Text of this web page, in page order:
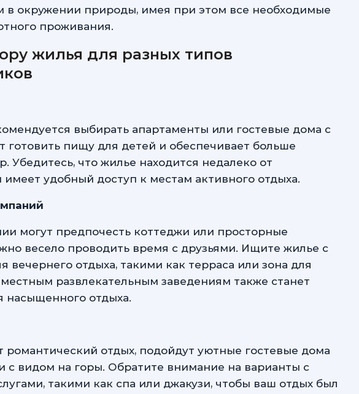
в окружении природы, имея при этом все необходимые
проживания.
жилья для разных типов
выбирать апартаменты или гостевые дома с
готовить пищу для детей и обеспечивает больше
Убедитесь, что жилье находится недалеко от
имеет удобный доступ к местам активного отдыха.
могут предпочесть коттеджи или просторные
весело проводить время с друзьями. Ищите жилье с
вечернего отдыха, такими как терраса или зона для
развлекательным заведениям также станет
отдыха.
романтический отдых, подойдут уютные гостевые дома
с видом на горы. Обратите внимание на варианты с
такими как спа или джакузи, чтобы ваш отдых был